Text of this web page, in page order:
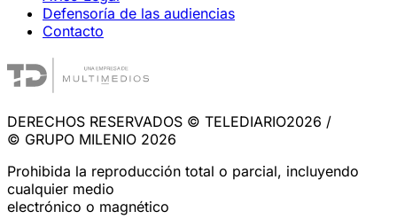
Defensoría de las audiencias
Contacto
DERECHOS RESERVADOS © TELEDIARIO2026 /
© GRUPO MILENIO 2026
Prohibida la reproducción total o parcial, incluyendo
cualquier medio
electrónico o magnético